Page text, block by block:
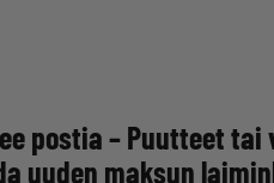
postia – Puutteet tai
uuden maksun